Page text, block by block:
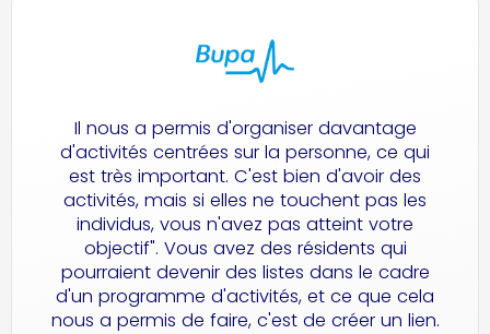
Il nous a permis d'organiser davantage
d'activités centrées sur la personne, ce qui
est très important. C'est bien d'avoir des
activités, mais si elles ne touchent pas les
individus, vous n'avez pas atteint votre
objectif". Vous avez des résidents qui
pourraient devenir des listes dans le cadre
d'un programme d'activités, et ce que cela
nous a permis de faire, c'est de créer un lien.